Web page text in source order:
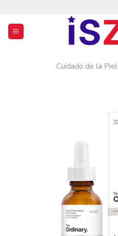
contenido
Cuidado de la Piel